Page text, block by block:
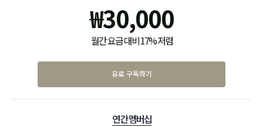
₩30,000
월간 요금 대비 17% 저렴
유료 구독하기
연간 멤버십